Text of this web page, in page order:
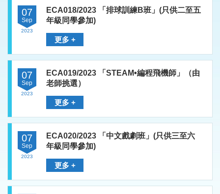
07
Sep
2023
ECA018/2023 「排球訓練B班」(只供二至五
年級同學參加)
更多 +
07
Sep
2023
ECA019/2023 「STEAM•編程飛機師」（由
老師挑選）
更多 +
07
Sep
2023
ECA020/2023 「中文戲劇班」(只供三至六
年級同學參加)
更多 +